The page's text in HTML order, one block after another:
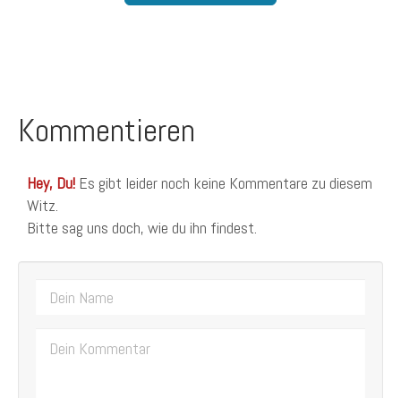
Kommentieren
Hey, Du! Es gibt leider noch keine Kommentare zu diesem
Witz.
Bitte sag uns doch, wie du ihn findest.